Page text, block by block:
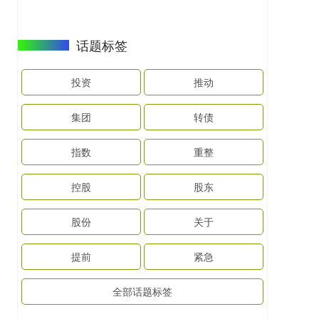
话题标签
投资 推动
集团 转债
指数 重整
控股 股东
股份 关于
提前 紧急
全部话题标签